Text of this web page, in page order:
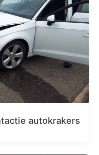
autokrakers